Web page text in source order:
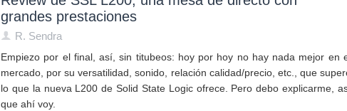
grandes prestaciones
R. Sendra
Empiezo por el final, así, sin titubeos: hoy por hoy no hay nada mejor en
mercado, por su versatilidad, sonido, relación calidad/precio, etc., que
lo que la nueva L200 de Solid State Logic ofrece. Pero debo explicarme,
que ahí voy.